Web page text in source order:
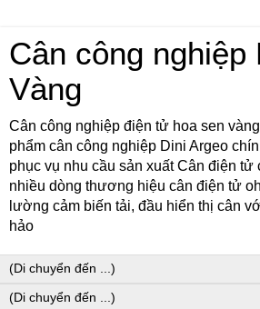
Cân công nghiệp
Vàng
Cân công nghiệp điện tử hoa sen
phẩm cân công nghiệp Dini Argeo
phục vụ nhu cầu sản xuất Cân điện tử
nhiều dòng thương hiệu cân điện tử
lường cảm biến tải, đầu hiển thị cân
hảo